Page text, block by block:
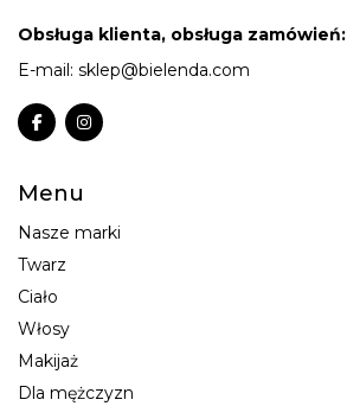
Obsługa klienta, obsługa zamówień:
E-mail: sklep@bielenda.com
Menu
Nasze marki
Twarz
Ciało
Włosy
Makijaż
Dla mężczyzn